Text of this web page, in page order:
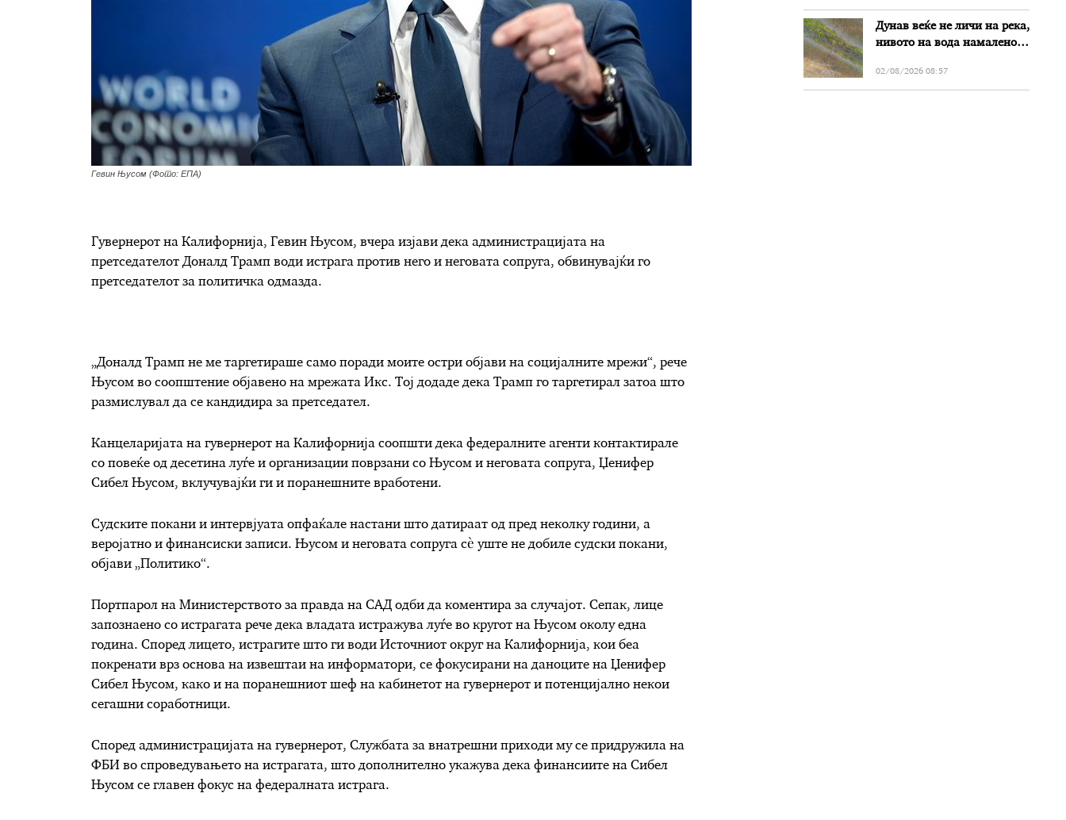
Гевин Њусом (Фото: ЕПА)
Гувернерот на Калифорнија, Гевин Њусом, вчера изјави дека администрацијата на
претседателот Доналд Трамп води истрага против него и неговата сопруга, обвинувајќи го
претседателот за политичка одмазда.
„Доналд Трамп не ме таргетираше само поради моите остри објави на социјалните мрежи“, рече
Њусом во соопштение објавено на мрежата Икс. Тој додаде дека Трамп го таргетирал затоа што
размислувал да се кандидира за претседател.
Канцеларијата на гувернерот на Калифорнија соопшти дека федералните агенти контактирале
со повеќе од десетина луѓе и организации поврзани со Њусом и неговата сопруга, Џенифер
Сибел Њусом, вклучувајќи ги и поранешните вработени.
Судските покани и интервјуата опфаќале настани што датираат од пред неколку години, а
веројатно и финансиски записи. Њусом и неговата сопруга сè уште не добиле судски покани,
објави „Политико“.
Портпарол на Министерството за правда на САД одби да коментира за случајот. Сепак, лице
запознаено со истрагата рече дека владата истражува луѓе во кругот на Њусом околу една
година. Според лицето, истрагите што ги води Источниот округ на Калифорнија, кои беа
покренати врз основа на извештаи на информатори, се фокусирани на даноците на Џенифер
Сибел Њусом, како и на поранешниот шеф на кабинетот на гувернерот и потенцијално некои
сегашни соработници.
Според администрацијата на гувернерот, Службата за внатрешни приходи му се придружила на
ФБИ во спроведувањето на истрагата, што дополнително укажува дека финансиите на Сибел
Њусом се главен фокус на федералната истрага.
Дунав веќе не личи на река,
нивото на вода намалено
Бугарија
02/08/2026 08:57